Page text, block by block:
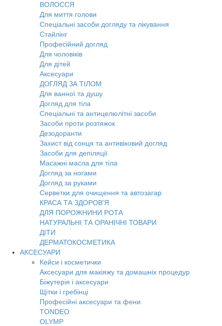
ВОЛОССЯ
Для миття голови
Спеціальні засоби догляду та лікування
Стайлінг
Професійний догляд
Для чоловіків
Для дітей
Аксесуари
ДОГЛЯД ЗА ТІЛОМ
Для ванної та душу
Догляд для тіла
Спеціальні та антицелюлітні засоби
Засоби проти розтяжок
Дезодоранти
Захист від сонця та антивіковий догляд
Засоби для депіляції
Масажні масла для тіла
Догляд за ногами
Догляд за руками
Серветки для очищення та автозагар
КРАСА ТА ЗДОРОВ'Я
ДЛЯ ПОРОЖНИНИ РОТА
НАТУРАЛЬНІ ТА ОРАНІЧНІ ТОВАРИ
ДІТИ
ДЕРМАТОКОСМЕТИКА
АКСЕСУАРИ
Кейси і косметички
Аксесуари для макіяжу та домашніх процедур
Біжутерія і аксесуари
Щітки і гребінці
Професійні аксесуари та фени
TONDEO
OLYMP